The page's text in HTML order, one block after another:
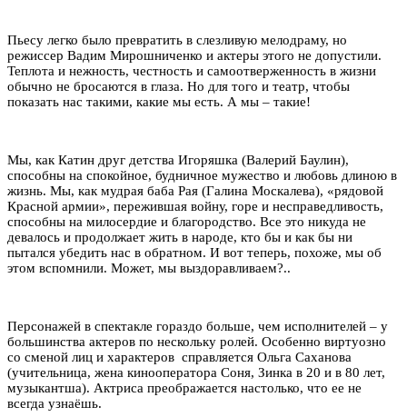
Пьесу легко было превратить в слезливую мелодраму, но
режиссер Вадим Мирошниченко и актеры этого не допустили.
Теплота и нежность, честность и самоотверженность в жизни
обычно не бросаются в глаза. Но для того и театр, чтобы
показать нас такими, какие мы есть. А мы – такие!
Мы, как Катин друг детства Игоряшка (Валерий Баулин),
способны на спокойное, будничное мужество и любовь длиною в
жизнь. Мы, как мудрая баба Рая (Галина Москалева), «рядовой
Красной армии», пережившая войну, горе и несправедливость,
способны на милосердие и благородство. Все это никуда не
девалось и продолжает жить в народе, кто бы и как бы ни
пытался убедить нас в обратном. И вот теперь, похоже, мы об
этом вспомнили. Может, мы выздоравливаем?..
Персонажей в спектакле гораздо больше, чем исполнителей – у
большинства актеров по нескольку ролей. Особенно виртуозно
со сменой лиц и характеров справляется Ольга Саханова
(учительница, жена кинооператора Соня, Зинка в 20 и в 80 лет,
музыкантша). Актриса преображается настолько, что ее не
всегда узнаёшь.